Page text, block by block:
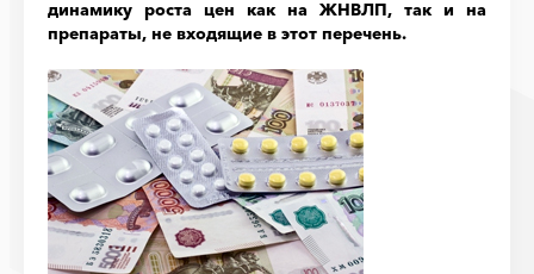
динамику роста цен как на ЖНВЛП, так и на
препараты, не входящие в этот перечень.